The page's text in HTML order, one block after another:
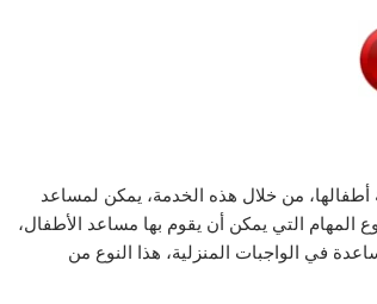
أطفالها، من خلال هذه الخدمة، يمكن لمساعد
المهام التي يمكن أن يقوم بها مساعد الأطفال،
في الواجبات المنزلية، هذا النوع من